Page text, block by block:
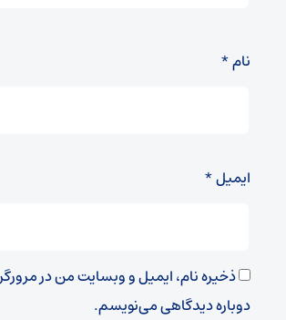
نام*
ایمیل*
ذخیره نام، ایمیل و وبسایت من در
دوباره دیدگاهی می‌نویسم.